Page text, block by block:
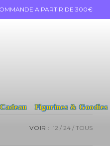
A PARTIR DE 300€
Figurines & Goodies
VOIR : 12 24 TOUS